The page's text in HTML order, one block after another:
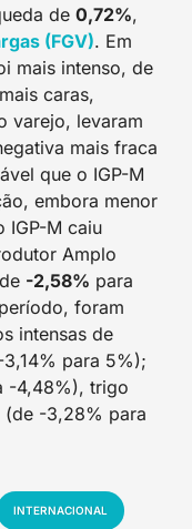
de 0,72%,
(FGV). Em
mais intenso, de
caras,
varejo, levaram
mais fraca
que o IGP-M
embora menor
IGP-M caiu
Amplo
-2,58% para
foram
intensas de
para 5%);
-4,48%), trigo
-3,28% para
INTERNACIONAL